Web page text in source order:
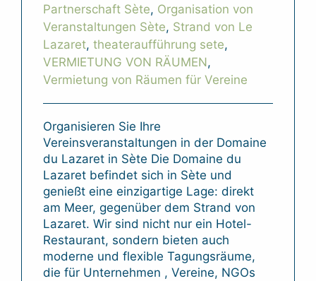
Partnerschaft Sète, Organisation von
Veranstaltungen Sète, Strand von Le
Lazaret, theateraufführung sete,
VERMIETUNG VON RÄUMEN,
Vermietung von Räumen für Vereine
Organisieren Sie Ihre
Vereinsveranstaltungen in der Domaine
du Lazaret in Sète Die Domaine du
Lazaret befindet sich in Sète und
genießt eine einzigartige Lage: direkt
am Meer, gegenüber dem Strand von
Lazaret. Wir sind nicht nur ein Hotel-
Restaurant, sondern bieten auch
moderne und flexible Tagungsräume,
die für Unternehmen , Vereine, NGOs